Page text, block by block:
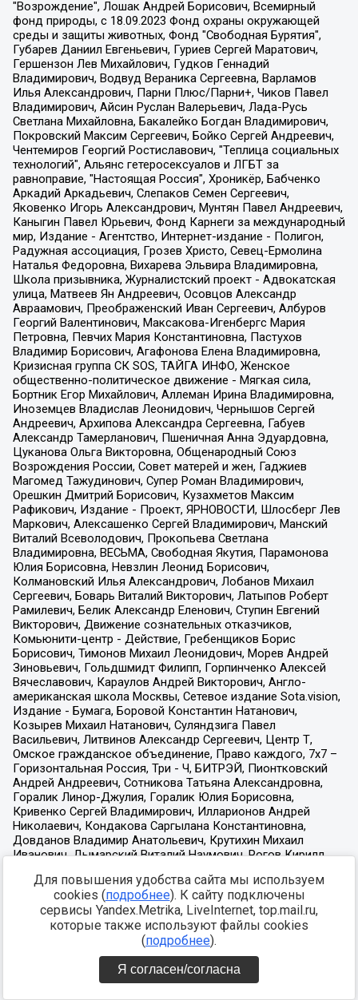
Для повышения удобства сайта мы используем
cookies (подробнее). К сайту подключены
сервисы Yandex.Metrika, LiveInternet, top.mail.ru,
которые также используют файлы cookies
(подробнее).
Я согласен/согласна